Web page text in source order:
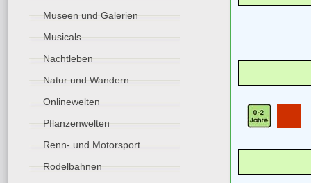
Museen und Galerien
Musicals
Nachtleben
Natur und Wandern
Onlinewelten
Pflanzenwelten
Renn- und Motorsport
Rodelbahnen